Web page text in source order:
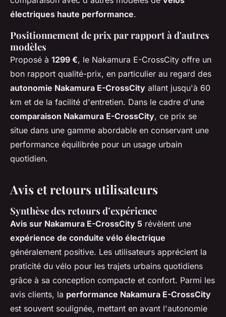
électriques haute performance.
Positionnement de prix par rapport à d'autres
modèles
Proposé à 1299 €, le Nakamura E-CrossCity offre un
bon rapport qualité-prix, en particulier au regard des
autonomie Nakamura E-CrossCity allant jusqu'à 60
km et de la facilité d'entretien. Dans le cadre d'une
comparaison Nakamura E-CrossCity, ce prix se
situe dans une gamme abordable en conservant une
performance équilibrée pour un usage urbain
quotidien.
Avis et retours utilisateurs
Synthèse des retours d’expérience
Avis sur Nakamura E-CrossCity 5 révèlent une
expérience de conduite vélo électrique
généralement positive. Les utilisateurs apprécient la
praticité du vélo pour les trajets urbains quotidiens
grâce à sa conception compacte et confort. Parmi les
avis clients, la performance Nakamura E-CrossCity
est souvent soulignée, mettant en avant l'autonomie